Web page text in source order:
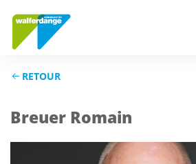
RETOUR
Breuer Romain